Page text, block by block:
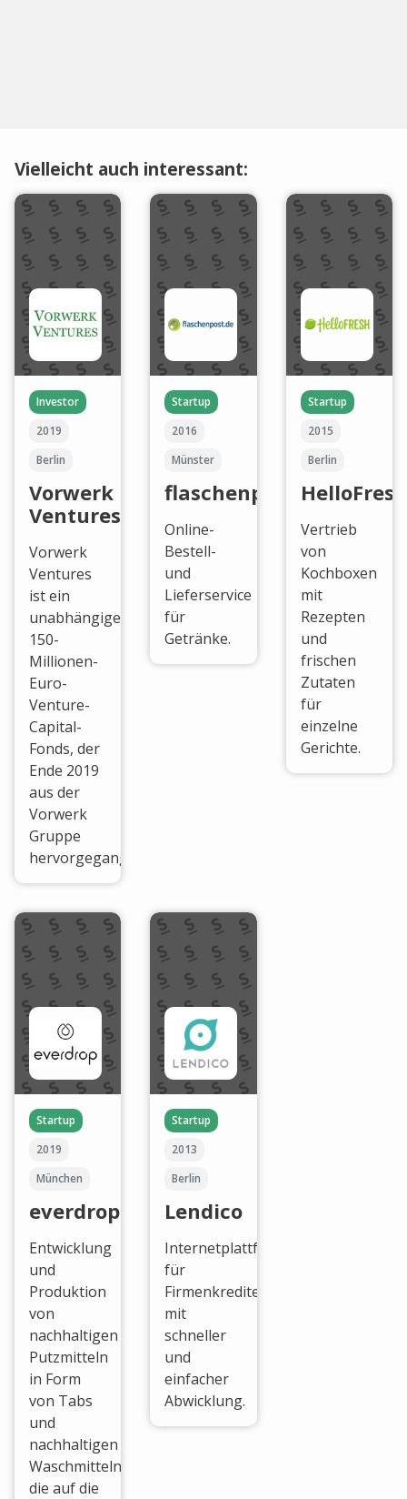
Vielleicht auch interessant:
Investor
2019
Berlin
Vorwerk
Ventures
Vorwerk
Ventures
ist ein
unabhängiger
150-
Millionen-
Euro-
Venture-
Capital-
Fonds, der
Ende 2019
aus der
Vorwerk
Gruppe
hervorgegangen.
Startup
2016
Münster
flaschenpost
Online-
Bestell-
und
Lieferservice
für
Getränke.
Startup
2015
Berlin
HelloFresh
Vertrieb
von
Kochboxen
mit
Rezepten
und
frischen
Zutaten
für
einzelne
Gerichte.
Startup
2019
München
everdrop
Entwicklung
und
Produktion
von
nachhaltigen
Putzmitteln
in Form
von Tabs
und
nachhaltigen
Waschmitteln,
die auf die
Startup
2013
Berlin
Lendico
Internetplattform
für
Firmenkredite
mit
schneller
und
einfacher
Abwicklung.